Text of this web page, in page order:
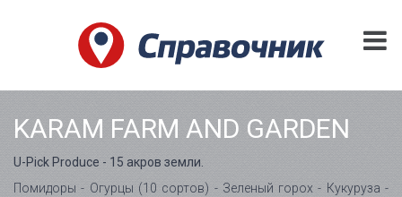
KARAM FARM AND GARDEN
U-Pick Produce - 15 акров земли.
Помидоры - Огурцы (10 сортов) - Зеленый горох - Кукуруза -